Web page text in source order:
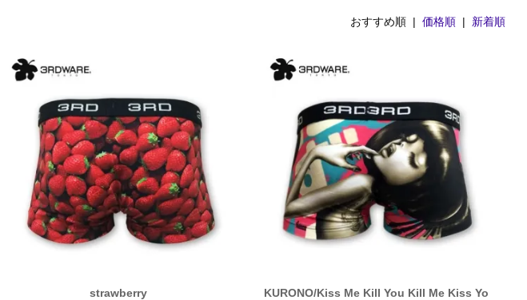
おすすめ順 |価格順 | 新着順
strawberry
KURONO/Kiss Me Kill You Kill Me Kiss Yo